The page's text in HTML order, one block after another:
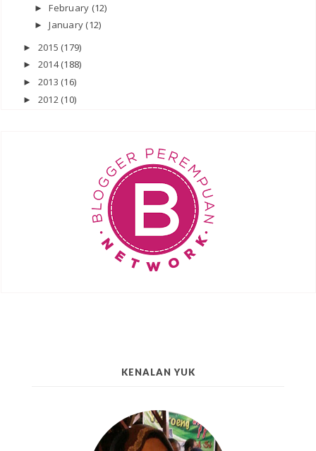
►February (12)
►January (12)
► 2015 (179)
► 2014(188)
► 2013 (16)
► 2012 (10)
KENALAN YUK